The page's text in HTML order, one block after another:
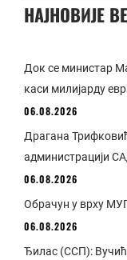
НАЈНОВИЈЕ
Док се министар
каси милијарду
06.08.2026
Драгана
администрацији
06.08.2026
Обрачун у врху
06.08.2026
Ђилас (ССП): Вучић